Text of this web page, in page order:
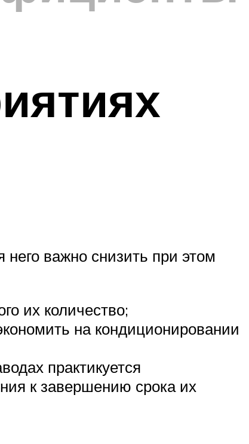
важно снизить при этом
их количество;
на кондиционировании
практикуется
к завершению срока их